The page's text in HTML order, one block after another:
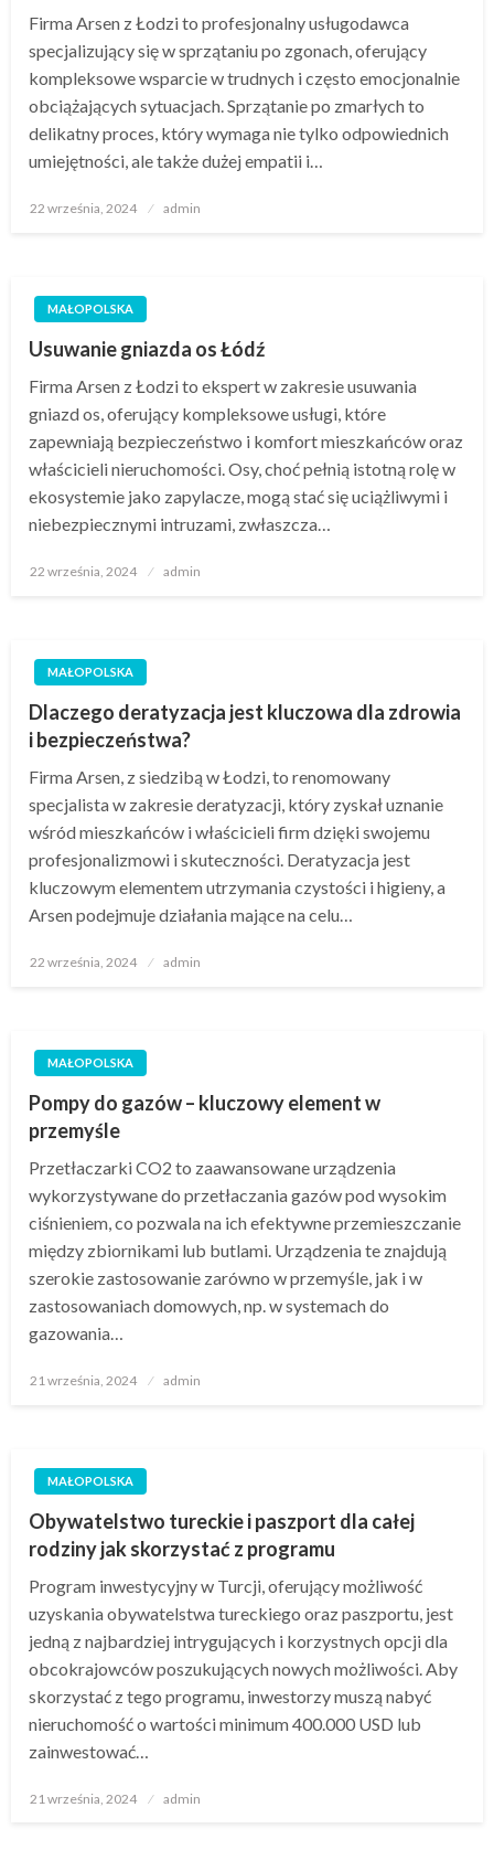
Firma Arsen z Łodzi to profesjonalny usługodawca
specjalizujący się w sprzątaniu po zgonach, oferujący
kompleksowe wsparcie w trudnych i często emocjonalnie
obciążających sytuacjach. Sprzątanie po zmarłych to
delikatny proces, który wymaga nie tylko odpowiednich
umiejętności, ale także dużej empatii i…
Opublikowane
22 września, 2024 admin
MAŁOPOLSKA
Usuwanie gniazda os Łódź
Firma Arsen z Łodzi to ekspert w zakresie usuwania
gniazd os, oferujący kompleksowe usługi, które
zapewniają bezpieczeństwo i komfort mieszkańców oraz
właścicieli nieruchomości. Osy, choć pełnią istotną rolę w
ekosystemie jako zapylacze, mogą stać się uciążliwymi i
niebezpiecznymi intruzami, zwłaszcza…
Opublikowane
22 września, 2024 admin
MAŁOPOLSKA
Dlaczego deratyzacja jest kluczowa dla zdrowia
i bezpieczeństwa?
Firma Arsen, z siedzibą w Łodzi, to renomowany
specjalista w zakresie deratyzacji, który zyskał uznanie
wśród mieszkańców i właścicieli firm dzięki swojemu
profesjonalizmowi i skuteczności. Deratyzacja jest
kluczowym elementem utrzymania czystości i higieny, a
Arsen podejmuje działania mające na celu…
Opublikowane
22 września, 2024 admin
MAŁOPOLSKA
Pompy do gazów – kluczowy element w
przemyśle
Przetłaczarki CO2 to zaawansowane urządzenia
wykorzystywane do przetłaczania gazów pod wysokim
ciśnieniem, co pozwala na ich efektywne przemieszczanie
między zbiornikami lub butlami. Urządzenia te znajdują
szerokie zastosowanie zarówno w przemyśle, jak i w
zastosowaniach domowych, np. w systemach do
gazowania…
Opublikowane
21 września, 2024 admin
MAŁOPOLSKA
Obywatelstwo tureckie i paszport dla całej
rodziny jak skorzystać z programu
Program inwestycyjny w Turcji, oferujący możliwość
uzyskania obywatelstwa tureckiego oraz paszportu, jest
jedną z najbardziej intrygujących i korzystnych opcji dla
obcokrajowców poszukujących nowych możliwości. Aby
skorzystać z tego programu, inwestorzy muszą nabyć
nieruchomość o wartości minimum 400.000 USD lub
zainwestować…
Opublikowane
21 września, 2024 admin